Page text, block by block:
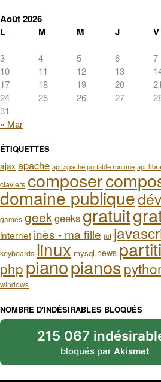
Août 2026
L
M M J V
3
4 5 6 7
10
11 12 13
17
18 19 20 21
24
25 26 27
31
« Mar
ÉTIQUETTES
ajax apache apr apache portable runtime apr
claviers composer
domaine publique
games geekgeeksgratuit
internet inès - ma fille iut
keyboards linux mysql news
phppianopianos
windows
NOMBRE D'INDÉSIRABLES BLOQUÉS
215 067
bloqués par Akismet